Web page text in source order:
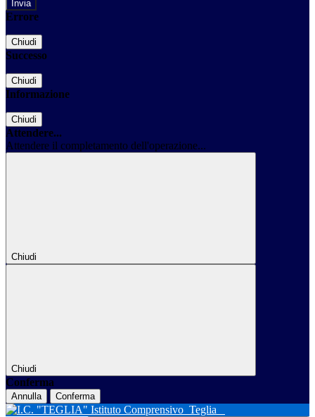
Errore
Chiudi
Successo
Chiudi
Informazione
Chiudi
Attendere...
Attendere il completamento dell'operazione...
Chiudi
Chiudi
Conferma
Annulla Conferma
Istituto Comprensivo Teglia